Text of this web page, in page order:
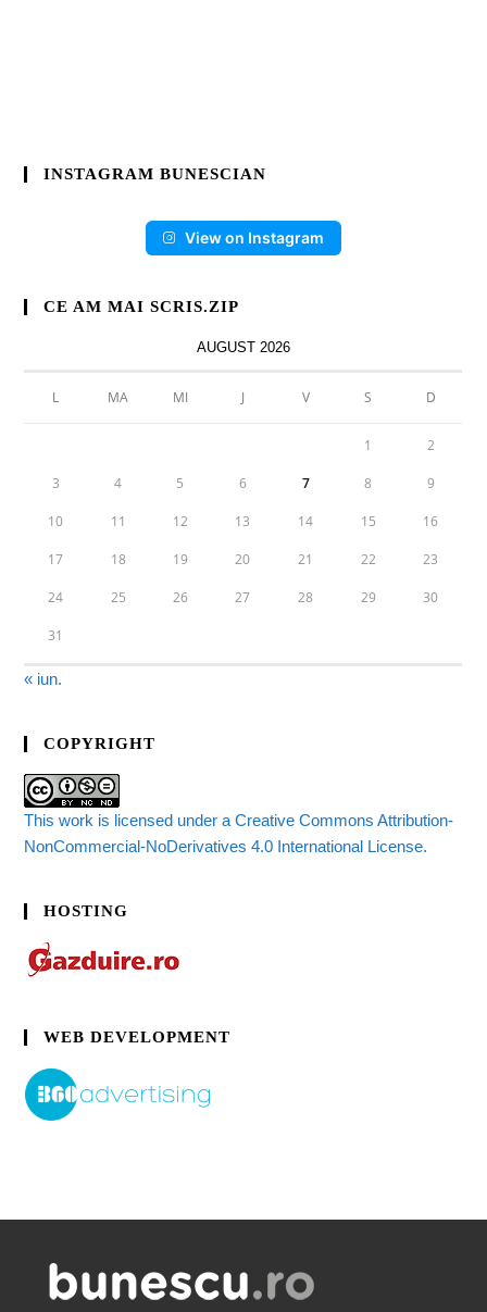
INSTAGRAM BUNESCIAN
View on Instagram
CE AM MAI SCRIS.ZIP
AUGUST 2026
L MA MI J V S D
1 2
3 4 5 6 7 8 9
10 11 12 13 14 15 16
17 18 19 20 21 22 23
24 25 26 27 28 29 30
31
« iun.
COPYRIGHT
This work is licensed under a Creative Commons Attribution-
NonCommercial-NoDerivatives 4.0 International License.
HOSTING
WEB DEVELOPMENT